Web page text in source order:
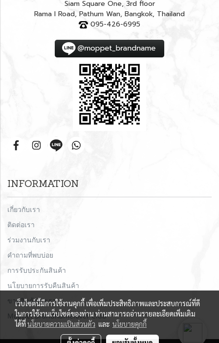
Siam Square One, 3rd floor
Rama I Road, Pathum Wan, Bangkok, Thailand
095-426-6995
INFORMATION
เกี่ยวกับเรา
ติดต่อเรา
ร่วมงานกับเรา
คำถามที่พบบ่อย
การรับประกันสินค้า
นโยบายการรับคืนสินค้า
ขายสินค้ากับเรา
Moppet Brandnamelover Club
เว็บไซต์นี้มีการใช้งานคุกกี้ เพื่อเพิ่มประสิทธิภาพและประสบการณ์ที่ดี
ในการใช้งานเว็บไซต์ของท่าน ท่านสามารถอ่านรายละเอียดเพิ่มเติม
ได้ที่นโยบายความเป็นส่วนตัว และ นโยบายคุกกี้